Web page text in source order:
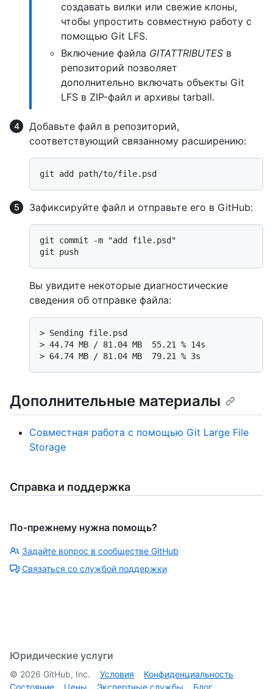
создавать вилки или свежие клоны,
чтобы упростить совместную работу с
помощью Git LFS.
Включение файла GITATTRIBUTES в
репозиторий позволяет
дополнительно включать объекты Git
LFS в ZIP-файл и архивы tarball.
Добавьте файл в репозиторий,
соответствующий связанному расширению:
Зафиксируйте файл и отправьте его в GitHub:
git commit -m "add file.psd"
Вы увидите некоторые диагностические
сведения об отправке файла:
> Sending file.psd
> 44.74 MB / 81.04 MB  55.21 % 14s
> 64.74 MB / 81.04 MB  79.21 % 3s
Дополнительные материалы
Совместная работа с помощью Git Large File
Storage
Справка и поддержка
По-прежнему нужна помощь?
Задайте вопрос в сообществе GitHub
Связаться со службой поддержки
Юридические услуги
© 2026 GitHub, Inc. Условия
Конфиденциальность